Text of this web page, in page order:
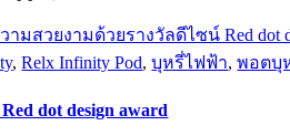
,Relx Infinity Pod,บุหรี่ไฟฟ้า,พอตบุ
dot design award